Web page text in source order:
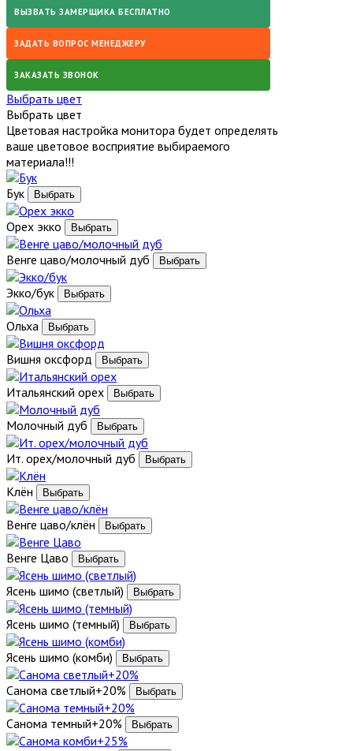
ВЫЗВАТЬ ЗАМЕРЩИКА БЕСПЛАТНО
ЗАДАТЬ ВОПРОС МЕНЕДЖЕРУ
ЗАКАЗАТЬ ЗВОНОК
Выбрать цвет
Выбрать цвет
Цветовая настройка монитора будет определять
ваше цветовое восприятие выбираемого
материала!!!
Бук
Орех экко
Венге цаво/молочный дуб
Экко/бук
Ольха
Вишня оксфорд
Итальянский орех
Молочный дуб
Ит. орех/молочный дуб
Клён
Венге цаво/клён
Венге Цаво
Ясень шимо (светлый)
Ясень шимо (темный)
Ясень шимо (комби)
Санома светлый+20%
Санома темный+20%